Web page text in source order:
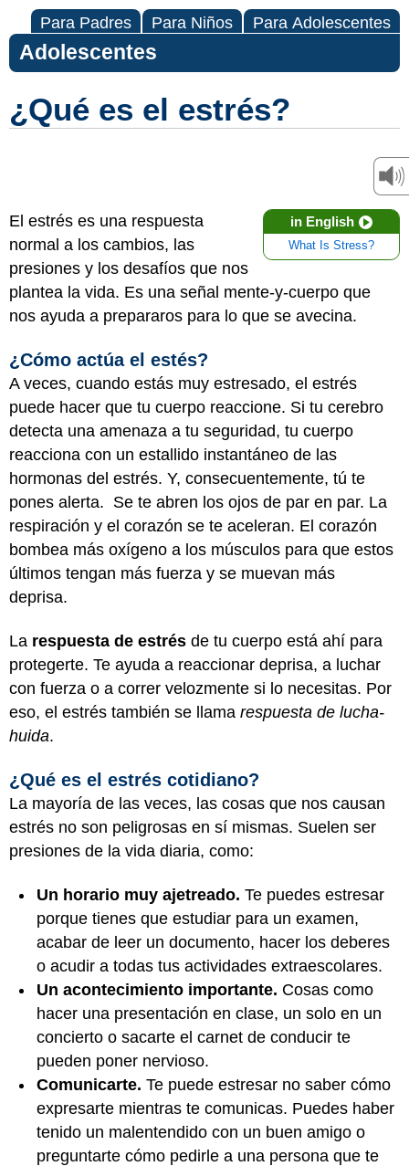
Para Padres Para Niños Para Adolescentes
Adolescentes
¿Qué es el estrés?
in English
What Is Stress?
El estrés es una respuesta
normal a los cambios, las
presiones y los desafíos que nos
plantea la vida. Es una señal mente-y-cuerpo que
nos ayuda a prepararos para lo que se avecina.
¿Cómo actúa el estés?
A veces, cuando estás muy estresado, el estrés
puede hacer que tu cuerpo reaccione. Si tu cerebro
detecta una amenaza a tu seguridad, tu cuerpo
reacciona con un estallido instantáneo de las
hormonas del estrés. Y, consecuentemente, tú te
pones alerta. Se te abren los ojos de par en par. La
respiración y el corazón se te aceleran. El corazón
bombea más oxígeno a los músculos para que estos
últimos tengan más fuerza y se muevan más
deprisa.
La respuesta de estrés de tu cuerpo está ahí para
protegerte. Te ayuda a reaccionar deprisa, a luchar
con fuerza o a correr velozmente si lo necesitas. Por
eso, el estrés también se llama respuesta de lucha-
huida.
¿Qué es el estrés cotidiano?
La mayoría de las veces, las cosas que nos causan
estrés no son peligrosas en sí mismas. Suelen ser
presiones de la vida diaria, como:
Un horario muy ajetreado. Te puedes estresar
porque tienes que estudiar para un examen,
acabar de leer un documento, hacer los deberes
o acudir a todas tus actividades extraescolares.
Un acontecimiento importante. Cosas como
hacer una presentación en clase, un solo en un
concierto o sacarte el carnet de conducir te
pueden poner nervioso.
Comunicarte. Te puede estresar no saber cómo
expresarte mientras te comunicas. Puedes haber
tenido un malentendido con un buen amigo o
preguntarte cómo pedirle a una persona que te